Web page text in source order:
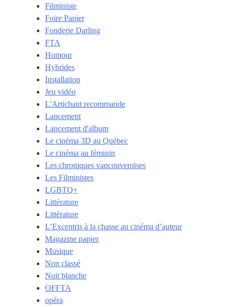
Filministe
Foire Papier
Fonderie Darling
FTA
Humour
Hybrides
Installation
Jeu vidéo
L'Artichaut recommande
Lancement
Lancement d'album
Le cinéma 3D au Québec
Le cinéma au féminin
Les chroniques vancouveroises
Les Filministes
LGBTQ+
Littérature
Littérature
L’Excentris à la chasse au cinéma d’auteur
Magazine papier
Musique
Non classé
Nuit blanche
OFFTA
opéra